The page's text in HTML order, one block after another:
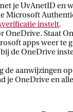
je UvAnetID en
Microsoft
instelt.
Staat
apps weer te
de OneDrive
aanwijzingen
je OneDrive en